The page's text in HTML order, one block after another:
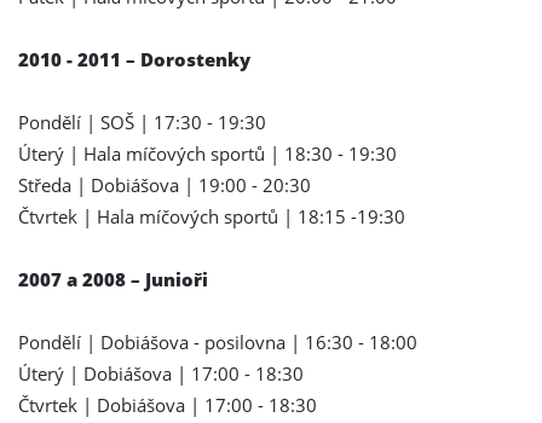
2010 - 2011 – Dorostenky
Pondělí | SOŠ | 17:30 - 19:30
Úterý | Hala míčových sportů | 18:30 - 19:30
Středa | Dobiášova | 19:00 - 20:30
Čtvrtek | Hala míčových sportů | 18:15 -19:30
2007 a 2008 – Junioři
Pondělí | Dobiášova - posilovna | 16:30 - 18:00
Úterý | Dobiášova | 17:00 - 18:30
Čtvrtek | Dobiášova | 17:00 - 18:30